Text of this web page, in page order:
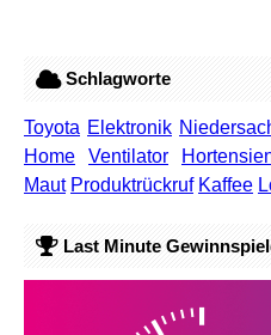
Schlagworte
Toyota Elektronik
Home
Ventilator
Maut Produktrückruf Kaffee
Last Minute